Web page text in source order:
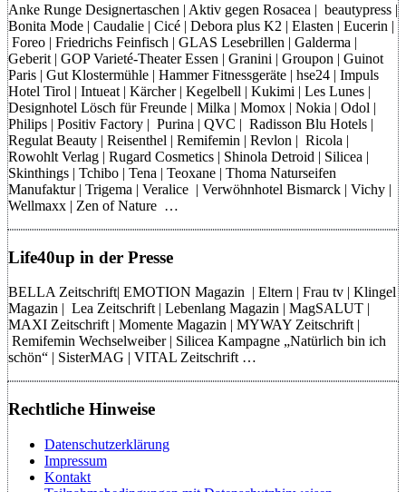
Anke Runge Designertaschen | Aktiv gegen Rosacea | beautypress |
Bonita Mode | Caudalie | Cicé | Debora plus K2 | Elasten | Eucerin |
Foreo | Friedrichs Feinfisch | GLAS Lesebrillen | Galderma |
Geberit | GOP Varieté-Theater Essen | Granini | Groupon | Guinot
Paris | Gut Klostermühle | Hammer Fitnessgeräte | hse24 | Impuls
Hotel Tirol | Intueat | Kärcher | Kegelbell | Kukimi | Les Lunes |
Designhotel Lösch für Freunde | Milka | Momox | Nokia | Odol |
Philips | Positiv Factory | Purina | QVC | Radisson Blu Hotels |
Regulat Beauty | Reisenthel | Remifemin | Revlon | Ricola |
Rowohlt Verlag | Rugard Cosmetics | Shinola Detroid | Silicea |
Skinthings | Tchibo | Tena | Teoxane | Thoma Naturseifen
Manufaktur | Trigema | Veralice | Verwöhnhotel Bismarck | Vichy |
Wellmaxx | Zen of Nature …
Life40up in der Presse
BELLA Zeitschrift| EMOTION Magazin | Eltern | Frau tv | Klingel
Magazin | Lea Zeitschrift | Lebenlang Magazin | MagSALUT |
MAXI Zeitschrift | Momente Magazin | MYWAY Zeitschrift |
Remifemin Wechselweiber | Silicea Kampagne „Natürlich bin ich
schön“ | SisterMAG | VITAL Zeitschrift …
Rechtliche Hinweise
Datenschutzerklärung
Impressum
Kontakt